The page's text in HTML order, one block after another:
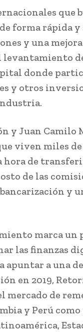
que
forma rápida y
y una
levantamiento
donde
y otros
y Juan Camilo
viven miles
hora de
de las
y
marca un
las finanzas
apuntar a una
en 2019,
mercado de
y Perú como